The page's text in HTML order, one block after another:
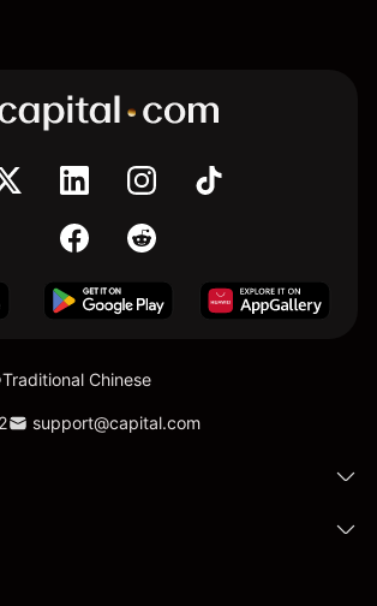
Traditional Chinese
support@capital.com